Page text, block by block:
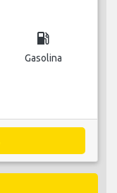
local_gas_station
Gasolina